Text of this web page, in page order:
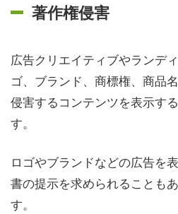
著作権侵害
広告クリエイティブやランデ
ゴ、ブランド、商標権、商品
侵害するコンテンツを表示す
す。
ロゴやブランドなどの広告を
書の提示を求められることも
す。